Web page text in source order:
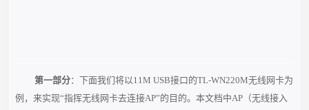
第一部分：下面我们将以11M USB接口的TL-WN220M无线网卡为
例，来实现“指挥无线网卡去连接AP”的目的。本文档中AP（无线接入